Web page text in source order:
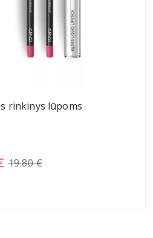
rinkinys lūpoms
19.80 €